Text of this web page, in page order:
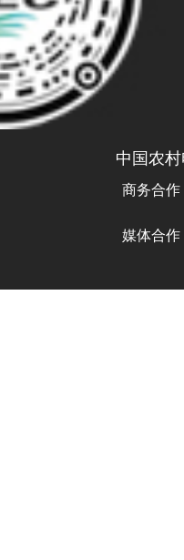
中国农
商务合
媒体合